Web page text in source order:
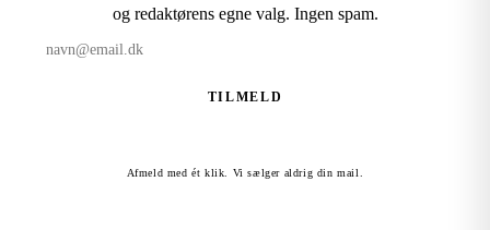
og redaktørens egne valg. Ingen spam.
TILMELD
Afmeld med ét klik. Vi sælger aldrig din mail.